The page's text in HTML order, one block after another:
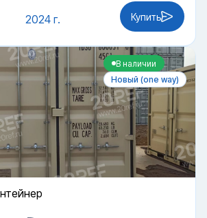
2024 г. Купить
В наличии
Новый (one way)